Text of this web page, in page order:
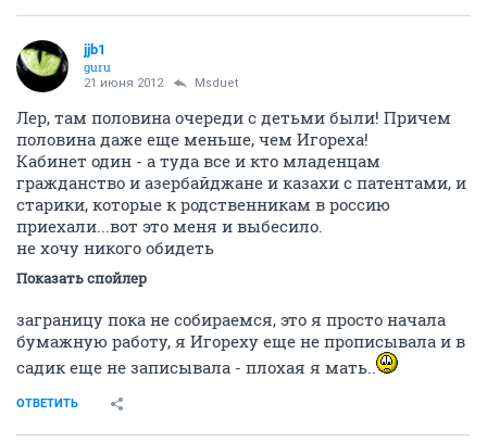
jjb1
guru
21 июня 2012 Msduet
Лер, там половина очереди с детьми были! Причем
половина даже еще меньше, чем Игореха!
Кабинет один - а туда все и кто младенцам
гражданство и азербайджане и казахи с патентами, и
старики, которые к родственникам в россию
приехали...вот это меня и выбесило.
не хочу никого обидеть
Показать спойлер
заграницу пока не собираемся, это я просто начала
бумажную работу, я Игореху еще не прописывала и в
садик еще не записывала - плохая я мать..
ОТВЕТИТЬ